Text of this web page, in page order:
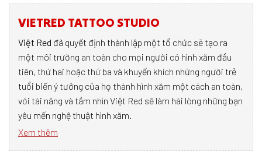
VIETRED TATTOO STUDIO
Việt Red đã quyết định thành lập một tổ chức sẽ tạo ra
một môi trường an toàn cho mọi người có hình xăm đầu
tiên, thứ hai hoặc thứ ba và khuyến khích những người trẻ
tuổi biến ý tưởng của họ thành hình xăm một cách an toàn,
với tài năng và tầm nhìn Việt Red sẽ làm hài lòng những bạn
yêu mến nghệ thuật hình xăm.
Xem thêm